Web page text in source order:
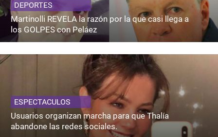
DEPORTES
Martinolli REVELA la razón por la que casi llega a
los GOLPES con Peláez
ESPECTACULOS
Usuarios organizan marcha para que Thalía
abandone las redes sociales.